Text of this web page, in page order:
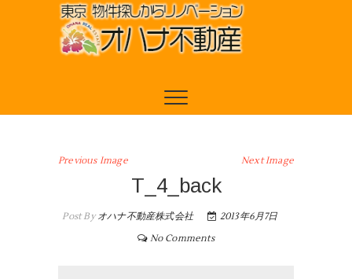
Previous Image Next Image
T_4_back
Post Byオハナ不動産株式会社
2013年6月7日
No Comments